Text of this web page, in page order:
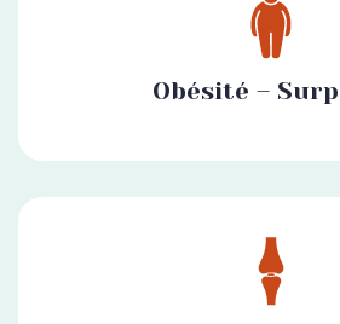
Obésité –